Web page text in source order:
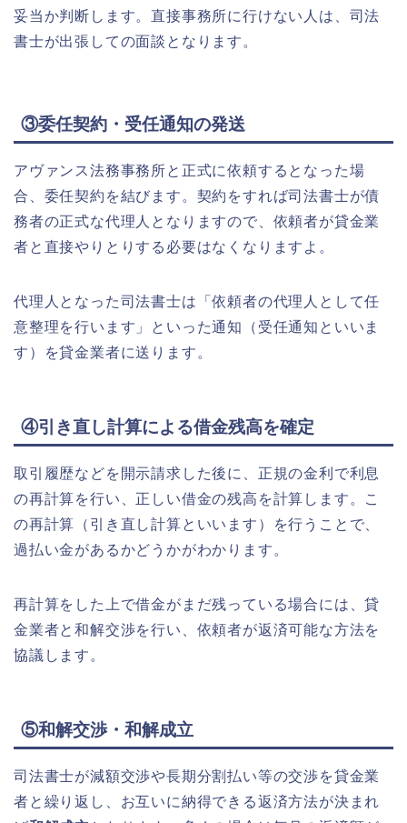
妥当か判断します。直接事務所に行けない人は、司法
書士が出張しての面談となります。
③委任契約・受任通知の発送
アヴァンス法務事務所と正式に依頼するとなった場
合、委任契約を結びます。契約をすれば司法書士が債
務者の正式な代理人となりますので、依頼者が貸金業
者と直接やりとりする必要はなくなりますよ。
代理人となった司法書士は「依頼者の代理人として任
意整理を行います」といった通知（受任通知といいま
す）を貸金業者に送ります。
④引き直し計算による借金残高を確定
取引履歴などを開示請求した後に、正規の金利で利息
の再計算を行い、正しい借金の残高を計算します。こ
の再計算（引き直し計算といいます）を行うことで、
過払い金があるかどうかがわかります。
再計算をした上で借金がまだ残っている場合には、貸
金業者と和解交渉を行い、依頼者が返済可能な方法を
協議します。
⑤和解交渉・和解成立
司法書士が減額交渉や長期分割払い等の交渉を貸金業
者と繰り返し、お互いに納得できる返済方法が決まれ